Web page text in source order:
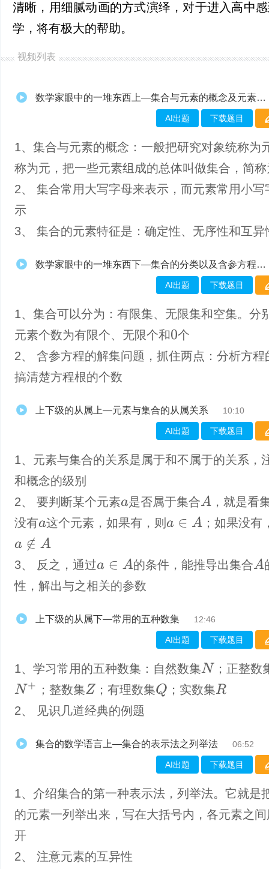
清晰，用细腻动画的方式演绎，对于进入高中
学，将有极大的帮助。
视频列表
数学家眼中的一堆东西上—集合与元素的概念及元素的三大特性
AI出题 下载题目
1、​集合与元素的概念：一般把研究对象统称为
称为元，把一些元素组成的总体叫做集合，简
2、 集合常用大写字母来表示，而元素常用小写
示
3、 集合的元素特征是：确定性、无序性和互异
数学家眼中的一堆东西下—集合的分类以及含参方程的解集问题
AI出题 下载题目
1、集合可以分为：有限集、无限集和空集。分
元素个数为有限个、无限个和0 个
2、 含参方程的解集问题，抓住两点：分析方程
搞清楚方程根的个数
上下级的从属上—元素与集合的从属关系 10:10
AI出题 下载题目
1、元素与集合的关系是属于和不属于的关系，
和概念的级别
2、 要判断某个元素a 是否属于集合 A
，就是看
没有a 这个元素，如果有，则 a∈ A ；如果没有
a∉ A
3、 反之，通过a∈ A 的条件，能推导出集合 A
性，解出与之相关的参数
上下级的从属下—常用的五种数集 12:46
AI出题 下载题目
1、学习常用的五种数集：自然数集 N ；正整数
N+ ；整数集 Z ；有理数集Q ；实数集 R
2、 见识几道经典的例题
集合的数学语言上—集合的表示法之列举法 06:52
AI出题 下载题目
1、介绍集合的第一种表示法，列举法。它就是
的元素一列举出来，写在大括号内，各元素之
开
2、 注意元素的互异性